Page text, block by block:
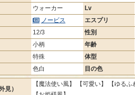
ウォーカー Lv
ノービス エスプリ
12/3 性別
小柄 年齢
特殊 体型
色白 目の色
見）
【魔法使い風】 【可愛い】 【ゆるふ